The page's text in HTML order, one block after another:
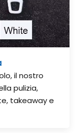
il nostro
pulizia,
takeaway e